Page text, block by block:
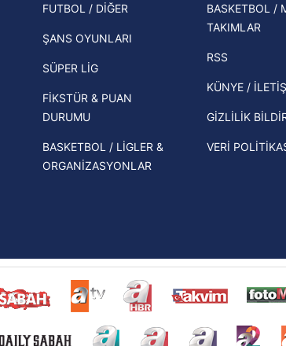
olarak kullanılan çerezlerle ilgili bilgi almak için
haberleri
haberleri
haberleri
İspanya-Arjantin finalinin
Beşiktaş'ın UEFA
Eleme Turu muhtemel
FUTBOL / DİĞER
ŞANS OYUNLARI
SÜPER LİG
FİKSTÜR & PUAN
DURUMU
BASKETBOL / LİGLER &
ORGANİZASYONLAR
BASKETBOL /
TAKIMLAR
RSS
KÜNYE /
GİZLİLİK
VERİ